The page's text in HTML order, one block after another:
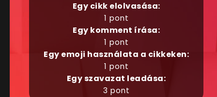
Egy cikk elolvasása:
1 pont
Egy komment írása:
1 pont
Egy emoji használata a cikkeken:
1 pont
Egy szavazat leadása:
3 pont